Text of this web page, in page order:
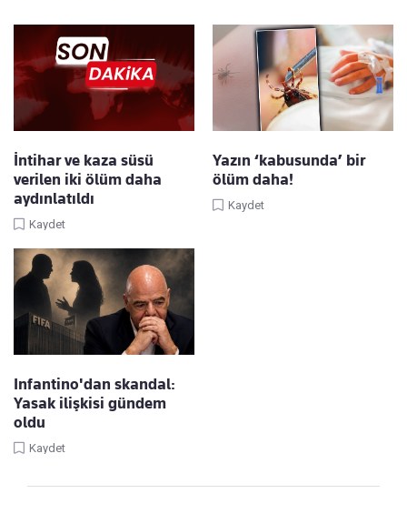
İntihar ve kaza süsü
verilen iki ölüm daha
aydınlatıldı
Kaydet
Yazın ‘kabusunda’ bir
ölüm daha!
Kaydet
Infantino'dan skandal:
Yasak ilişkisi gündem
oldu
Kaydet